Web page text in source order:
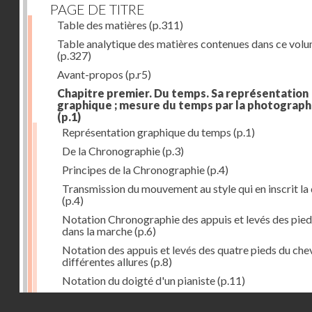
PAGE DE TITRE
Table des matières (p.311)
Table analytique des matières contenues dans ce
(p.327)
Avant-propos (p.r5)
Chapitre premier. Du temps. Sa représentation
graphique ; mesure du temps par la
(p.1)
Représentation graphique du temps (p.1)
De la Chronographie(p.3)
Principes de la Chronographie(p.4)
Transmission du mouvement au style qui en inscrit la
(p.4)
Notation Chronographie des appuis et levés des
dans la marche(p.6)
Notation des appuis et levés des quatre pieds du
différentes allures (p.8)
Notation du doigté d'un pianiste(p.11)